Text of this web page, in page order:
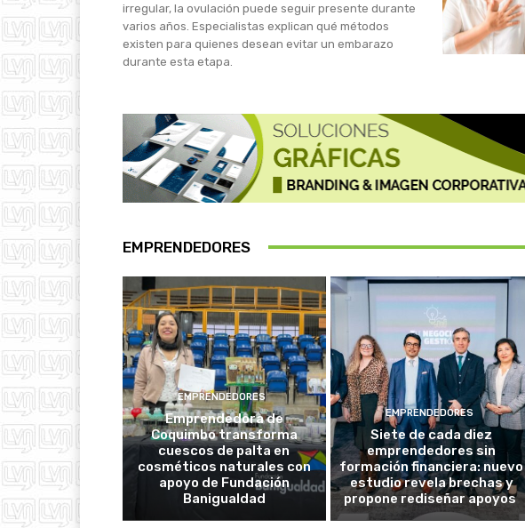
irregular, la ovulación puede seguir presente durante
varios años. Especialistas explican qué métodos
existen para quienes desean evitar un embarazo
durante esta etapa.
EMPRENDEDORES
EMPRENDEDORES
Emprendedora de
Coquimbo transforma
cuescos de palta en
cosméticos naturales con
apoyo de Fundación
Banigualdad
EMPRENDEDORES
Siete de cada diez
emprendedores sin
formación financiera: nuevo
estudio revela brechas y
propone rediseñar apoyos